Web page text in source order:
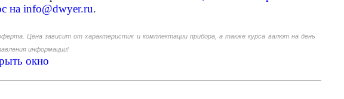
наinfo@dwyer.ru.
Цена зависит от характеристик и комплектации прибора, а также курса валют на день
информации!